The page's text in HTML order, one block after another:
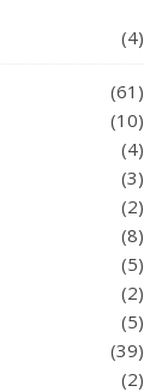
(4)
(61)
(10)
(4)
(3)
(2)
(8)
(5)
(2)
(5)
(39)
(2)